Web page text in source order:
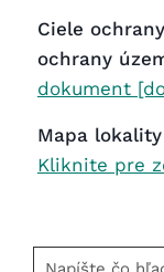
Ciele
ochrany
dokument
Mapa lokality
Kliknite pre
Napíšte